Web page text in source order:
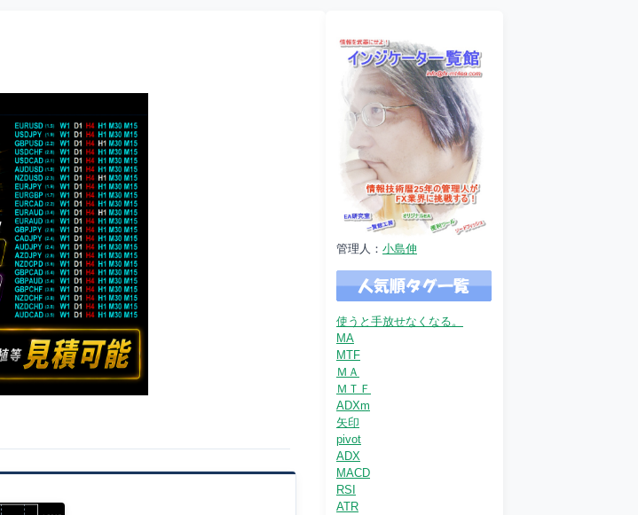
管理人： 小島伸
使うと手放せなくなる。
MA
MTF
ＭＡ
ＭＴＦ
ADXm
矢印
pivot
ADX
MACD
RSI
ATR